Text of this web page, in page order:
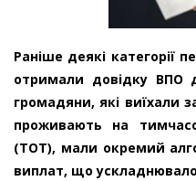
Раніше деякі категорії
отримали довідку ВПО
громадяни, які виїхали
проживають на
(ТОТ), мали окремий
виплат, що